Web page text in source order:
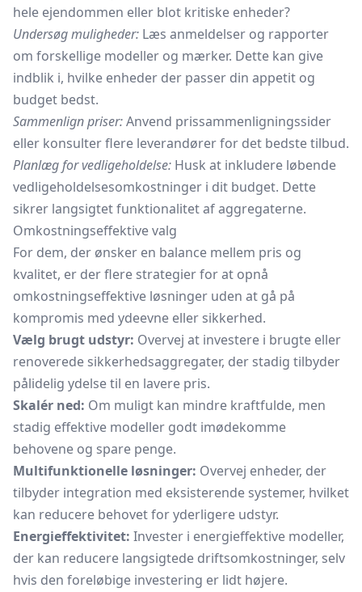
hele ejendommen eller blot kritiske enheder?
Undersøg muligheder: Læs anmeldelser og rapporter
om forskellige modeller og mærker. Dette kan give
indblik i, hvilke enheder der passer din appetit og
budget bedst.
Sammenlign priser:Anvend prissammenligningssider
eller konsulter flere leverandører for det bedste tilbud.
Planlæg for vedligeholdelse: Husk at inkludere løbende
vedligeholdelsesomkostninger i dit budget. Dette
sikrer langsigtet funktionalitet af aggregaterne.
Omkostningseffektive valg
For dem, der ønsker en balance mellem pris og
kvalitet, er der flere strategier for at opnå
omkostningseffektive løsninger uden at gå på
kompromis med ydeevne eller sikkerhed.
Vælg brugt udstyr: Overvej at investere i brugte eller
renoverede sikkerhedsaggregater, der stadig tilbyder
pålidelig ydelse til en lavere pris.
Skalér ned: Om muligt kan mindre kraftfulde, men
stadig effektive modeller godt imødekomme
behovene og spare penge.
Multifunktionelle løsninger: Overvej enheder, der
tilbyder integration med eksisterende systemer, hvilket
kan reducere behovet for yderligere udstyr.
Energieffektivitet: Invester i energieffektive modeller,
der kan reducere langsigtede driftsomkostninger, selv
hvis den foreløbige investering er lidt højere.